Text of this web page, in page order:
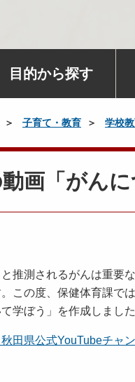
目的から探す
子育て・教育 学校
画「がんに
推測されるがんは重要
この度、保健体育課で
学ぼう」を作成しまし
田県公式YouTubeチャ